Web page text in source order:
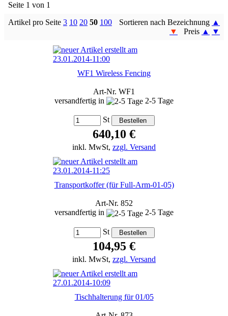
Seite 1 von 1
Artikel pro Seite 3 10 20 50 100 Sortieren nach Bezeichnung ▲
▼
Preis ▲ ▼
WF1 Wireless Fencing
Art-Nr. WF1
versandfertig in
2-5 Tage
St
640,10 €
inkl. MwSt, zzgl. Versand
Transportkoffer (für Full-Arm-01-05)
Art-Nr. 852
versandfertig in
2-5 Tage
St
104,95 €
inkl. MwSt, zzgl. Versand
Tischhalterung für 01/05